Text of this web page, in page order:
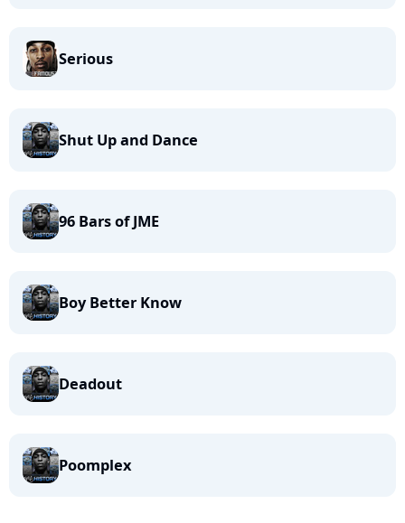
Serious
Shut Up and Dance
96 Bars of JME
Boy Better Know
Deadout
Poomplex